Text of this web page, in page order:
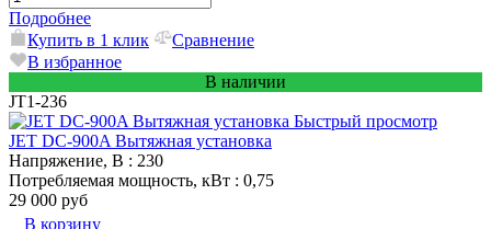
Подробнее
Купить в 1 клик
Сравнение
В избранное
В наличии
JT1-236
Быстрый просмотр
JET DC-900A Вытяжная установка
Напряжение, В : 230
Потребляемая мощность, кВт : 0,75
29 000 руб
В корзину